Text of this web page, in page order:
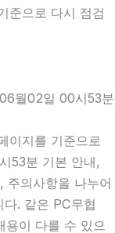
준으로 다시 점검
월02일 00시53분
이지를 기준으로
53분 기본 안내,
주의사항을 나누어
. 같은 PC무협
용이 다를 수 있으